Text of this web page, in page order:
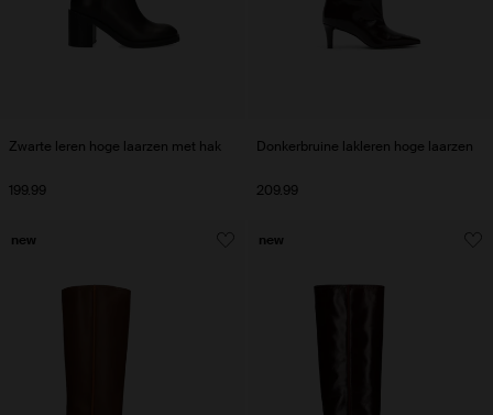
Zwarte leren hoge laarzen met hak
199.99
Donkerbruine lakleren hoge laarzen
209.99
new new